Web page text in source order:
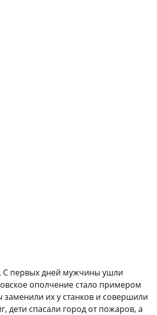
С первых дней мужчины ушли
ополчение стало примером
их у станков и совершили
дети спасали город от пожаров, а